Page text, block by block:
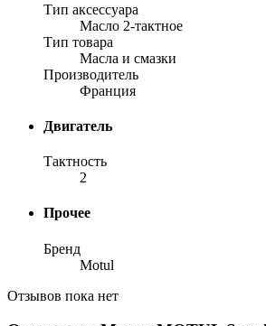
Тип аксессуара
Масло 2-тактное
Тип товара
Масла и смазки
Производитель
Франция
Двигатель
Тактность
2
Прочее
Бренд
Motul
Отзывов пока нет